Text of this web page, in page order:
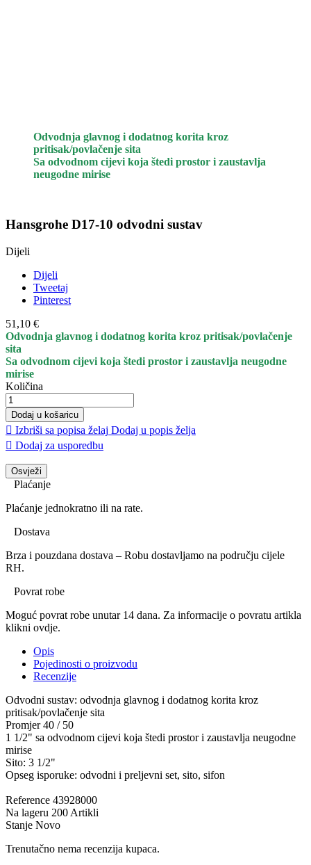
Odvodnja glavnog i dodatnog korita kroz
pritisak/povlačenje sita
Sa odvodnom cijevi koja štedi prostor i zaustavlja
neugodne mirise
Hansgrohe D17-10 odvodni sustav
Dijeli
Dijeli
Tweetaj
Pinterest
51,10 €
Odvodnja glavnog i dodatnog korita kroz pritisak/povlačenje
sita
Sa odvodnom cijevi koja štedi prostor i zaustavlja neugodne
mirise
Količina
Dodaj u košaricu
 Izbriši sa popisa želaj Dodaj u popis želja
 Dodaj za usporedbu
Plaćanje
Plaćanje jednokratno ili na rate.
Dostava
Brza i pouzdana dostava – Robu dostavljamo na području cijele
RH.
Povrat robe
Moguć povrat robe unutar 14 dana. Za informacije o povratu artikla
klikni ovdje.
Opis
Pojedinosti o proizvodu
Recenzije
Odvodni sustav: odvodnja glavnog i dodatnog korita kroz
pritisak/povlačenje sita
Promjer 40 / 50
1 1/2" sa odvodnom cijevi koja štedi prostor i zaustavlja neugodne
mirise
Sito: 3 1/2"
Opseg isporuke: odvodni i preljevni set, sito, sifon
Reference 43928000
Na lageru 200 Artikli
Stanje Novo
Trenutačno nema recenzija kupaca.